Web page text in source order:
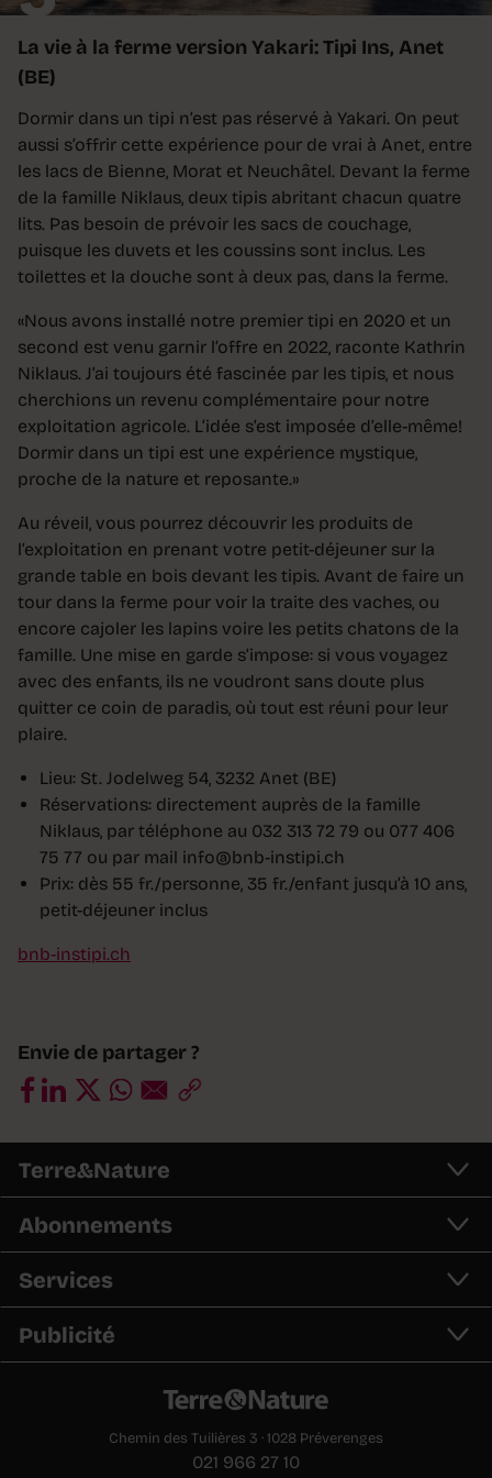
La vie à la ferme version Yakari: Tipi Ins, Anet
(BE)
Dormir dans un tipi n’est pas réservé à Yakari. On peut
aussi s’offrir cette expérience pour de vrai à Anet, entre
les lacs de Bienne, Morat et Neuchâtel. Devant la ferme
de la famille Niklaus, deux tipis abritant chacun quatre
lits. Pas besoin de prévoir les sacs de couchage,
puisque les duvets et les coussins sont inclus. Les
toilettes et la douche sont à deux pas, dans la ferme.
«Nous avons installé notre premier tipi en 2020 et un
second est venu garnir l’offre en 2022, raconte Kathrin
Niklaus. J’ai toujours été fascinée par les tipis, et nous
cherchions un revenu complémentaire pour notre
exploitation agricole. L’idée s’est imposée d’elle-même!
Dormir dans un tipi est une expérience mystique,
proche de la nature et reposante.»
Au réveil, vous pourrez découvrir les produits de
l’exploitation en prenant votre petit-déjeuner sur la
grande table en bois devant les tipis. Avant de faire un
tour dans la ferme pour voir la traite des vaches, ou
encore cajoler les lapins voire les petits chatons de la
famille. Une mise en garde s’impose: si vous voyagez
avec des enfants, ils ne voudront sans doute plus
quitter ce coin de paradis, où tout est réuni pour leur
plaire.
Lieu: St. Jodelweg 54, 3232 Anet (BE)
Réservations: directement auprès de la famille
Niklaus, par téléphone au 032 313 72 79 ou 077 406
75 77 ou par mail info@bnb-instipi.ch
Prix: dès 55 fr./personne, 35 fr./enfant jusqu’à 10 ans,
petit-déjeuner inclus
bnb-instipi.ch
Envie de partager ?
Terre&Nature
Abonnements
Services
Publicité
Chemin des Tuilières 3 · 1028 Préverenges
021 966 27 10